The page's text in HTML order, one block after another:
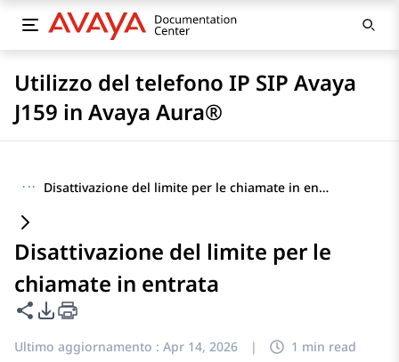
Utilizzo del telefono IP SIP Avaya
J159 in Avaya Aura®
··· Disattivazione del limite per le chiamate in entrata
Disattivazione del limite per le
chiamate in entrata
Condividi questa pagina
Opzioni di esportazione PDF
Ultimo aggiornamento : Apr 14, 2026 | 1 min read